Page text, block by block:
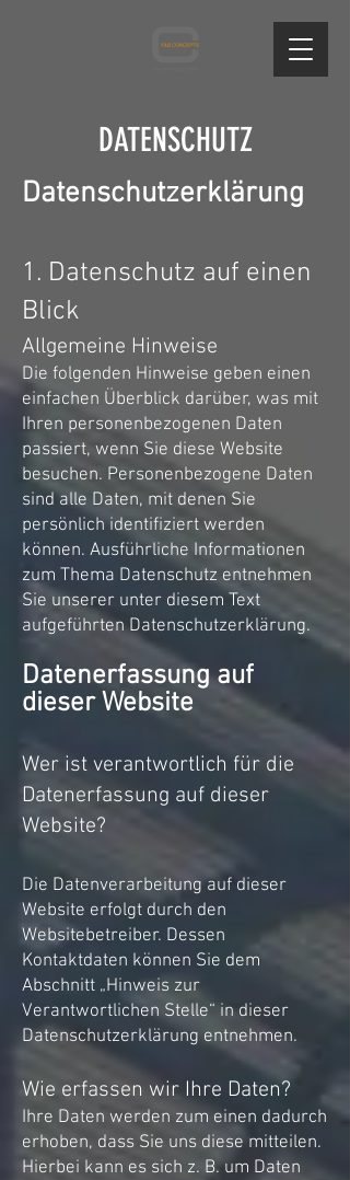
DATENSCHUTZ
Datenschutzerklärung
1. Datenschutz auf einen
Blick
Allgemeine Hinweise
Die folgenden Hinweise geben einen
einfachen Überblick darüber, was mit
Ihren personenbezogenen Daten
passiert, wenn Sie diese Website
besuchen. Personenbezogene Daten
sind alle Daten, mit denen Sie
persönlich identifiziert werden
können. Ausführliche Informationen
zum Thema Datenschutz entnehmen
Sie unserer unter diesem Text
aufgeführten Datenschutzerklärung.
Datenerfassung auf
dieser Website
Wer ist verantwortlich für die
Datenerfassung auf dieser
Website?
Die Datenverarbeitung auf dieser
Website erfolgt durch den
Websitebetreiber. Dessen
Kontaktdaten können Sie dem
Abschnitt „Hinweis zur
Verantwortlichen Stelle“ in dieser
Datenschutzerklärung entnehmen.
Wie erfassen wir Ihre Daten?
Ihre Daten werden zum einen dadurch
erhoben, dass Sie uns diese mitteilen.
Hierbei kann es sich z. B. um Daten